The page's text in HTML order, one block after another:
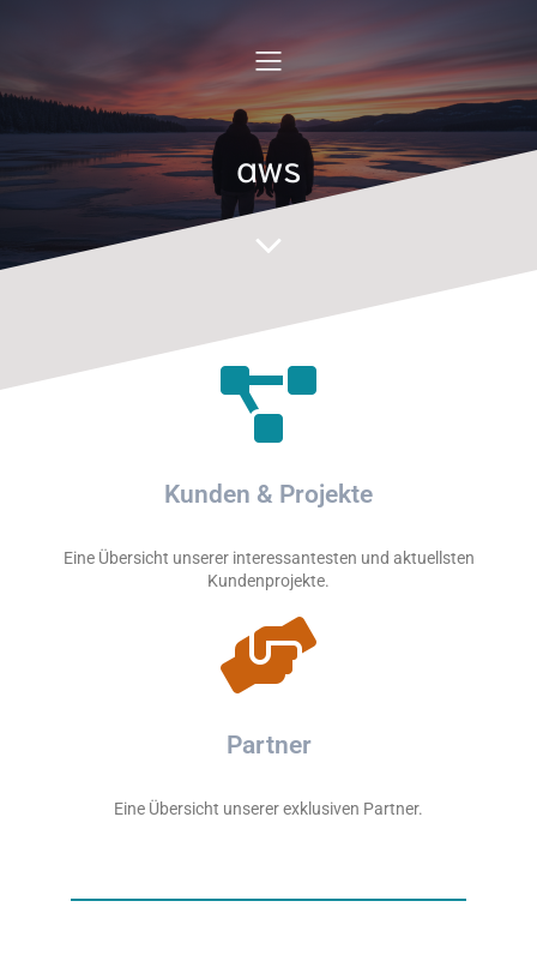
aws
Kunden & Projekte
Eine Übersicht unserer interessantesten und aktuellsten
Kundenprojekte.
Partner
Eine Übersicht unserer exklusiven Partner.